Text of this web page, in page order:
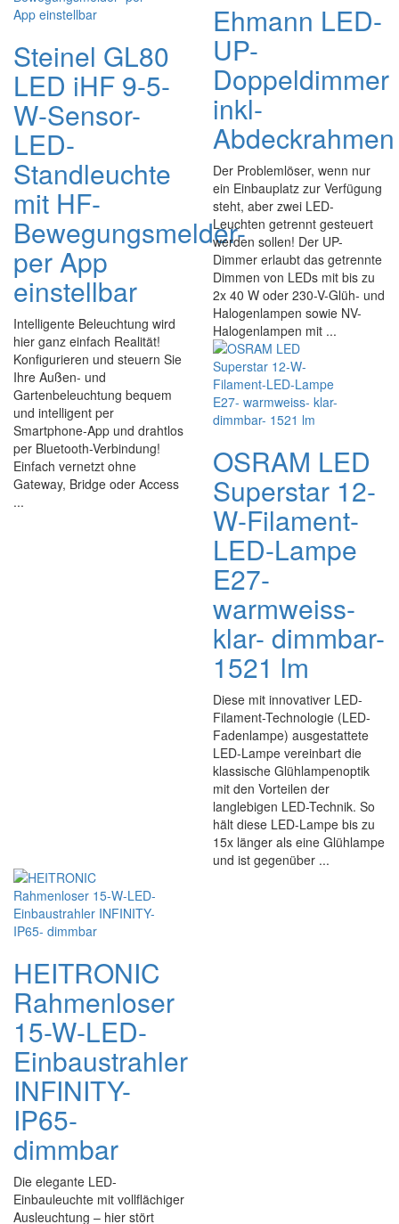
Steinel GL80
LED iHF 9-5-
W-Sensor-
LED-
Standleuchte
mit HF-
Bewegungsmelder-
per App
einstellbar
Intelligente Beleuchtung wird
hier ganz einfach Realität!
Konfigurieren und steuern Sie
Ihre Außen- und
Gartenbeleuchtung bequem
und intelligent per
Smartphone-App und drahtlos
per Bluetooth-Verbindung!
Einfach vernetzt ohne
Gateway, Bridge oder Access
...
Ehmann LED-
UP-
Doppeldimmer
inkl-
Abdeckrahmen
Der Problemlöser, wenn nur
ein Einbauplatz zur Verfügung
steht, aber zwei LED-
Leuchten getrennt gesteuert
werden sollen! Der UP-
Dimmer erlaubt das getrennte
Dimmen von LEDs mit bis zu
2x 40 W oder 230-V-Glüh- und
Halogenlampen sowie NV-
Halogenlampen mit ...
OSRAM LED
Superstar 12-
W-Filament-
LED-Lampe
E27-
warmweiss-
klar- dimmbar-
1521 lm
Diese mit innovativer LED-
Filament-Technologie (LED-
Fadenlampe) ausgestattete
LED-Lampe vereinbart die
klassische Glühlampenoptik
mit den Vorteilen der
langlebigen LED-Technik. So
hält diese LED-Lampe bis zu
15x länger als eine Glühlampe
und ist gegenüber ...
HEITRONIC
Rahmenloser
15-W-LED-
Einbaustrahler
INFINITY-
IP65-
dimmbar
Die elegante LED-
Einbauleuchte mit vollflächiger
Ausleuchtung – hier stört